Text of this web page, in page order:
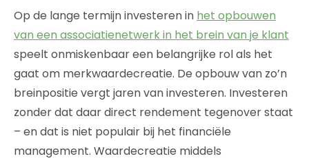
Op de lange termijn investeren in het opbouwen
van een associatienetwerk in het brein van je klant
speelt onmiskenbaar een belangrijke rol als het
gaat om merkwaardecreatie. De opbouw van zo’n
breinpositie vergt jaren van investeren. Investeren
zonder dat daar direct rendement tegenover staat
– en dat is niet populair bij het financiële
management. Waardecreatie middels